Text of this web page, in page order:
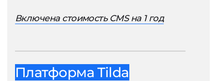
Включена стоимость CMS на 1 год
Платформа Tilda